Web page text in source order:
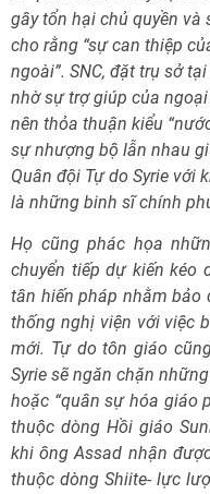
gây tổn hại chủ quyền
cho rằng “sự can thiệp
ngoài”. SNC, đặt trụ sở
nhờ sự trợ giúp của
nên thỏa thuận kiểu
sự nhượng bộ lẫn nhau
Quân đội Tự do Syrie với
là những binh sĩ chính
Họ cũng phác họa
chuyển tiếp dự kiến kéo
tân hiến pháp nhằm bảo
thống nghị viện với việc
mới. Tự do tôn giáo
Syrie sẽ ngăn chặn
hoặc “quân sự hóa giáo
thuộc dòng Hồi giáo
khi ông Assad nhận
thuộc dòng Shiite- lực